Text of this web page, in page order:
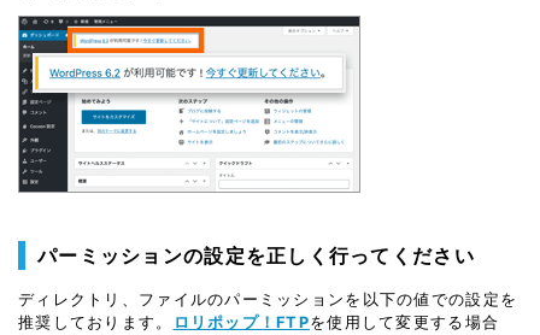
パーミッションの設定を正しく行ってください
ディレクトリ、ファイルのパーミッションを以下の値での設定を
推奨しております。
ロリポップ！FTPを使用して変更する場合